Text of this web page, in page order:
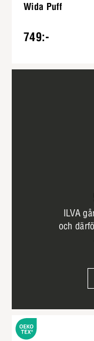
Wida Puff
749:-
ILVA
och